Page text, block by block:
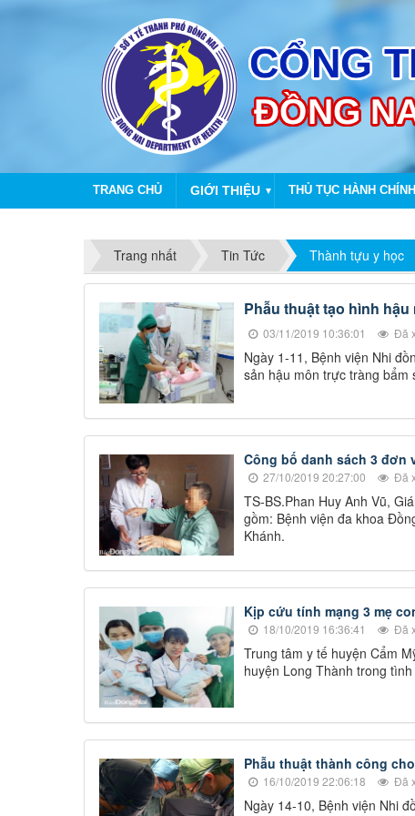
TRANG CHỦ GIỚI THIỆU ▼ THỦ TỤC HÀNH CHÍNH
Trang nhất Tin Tức Thành tựu y học
Phẫu thuật tạo hình
03/11/2019 10:36:01 Đã
Ngày 1-11, Bệnh viện Nhi
sản hậu môn trực tràng bẩm
Công bố danh sách 3 đơn
27/10/2019 20:27:00 Đã
TS-BS.Phan Huy Anh Vũ,
gồm: Bệnh viện đa khoa
Khánh.
Kịp cứu tính mạng 3 mẹ
18/10/2019 16:36:41 Đã
Trung tâm y tế huyện Cẩm
huyện Long Thành trong
Phẫu thuật thành công
16/10/2019 22:06:18 Đã
Ngày 14-10, Bệnh viện Nhi